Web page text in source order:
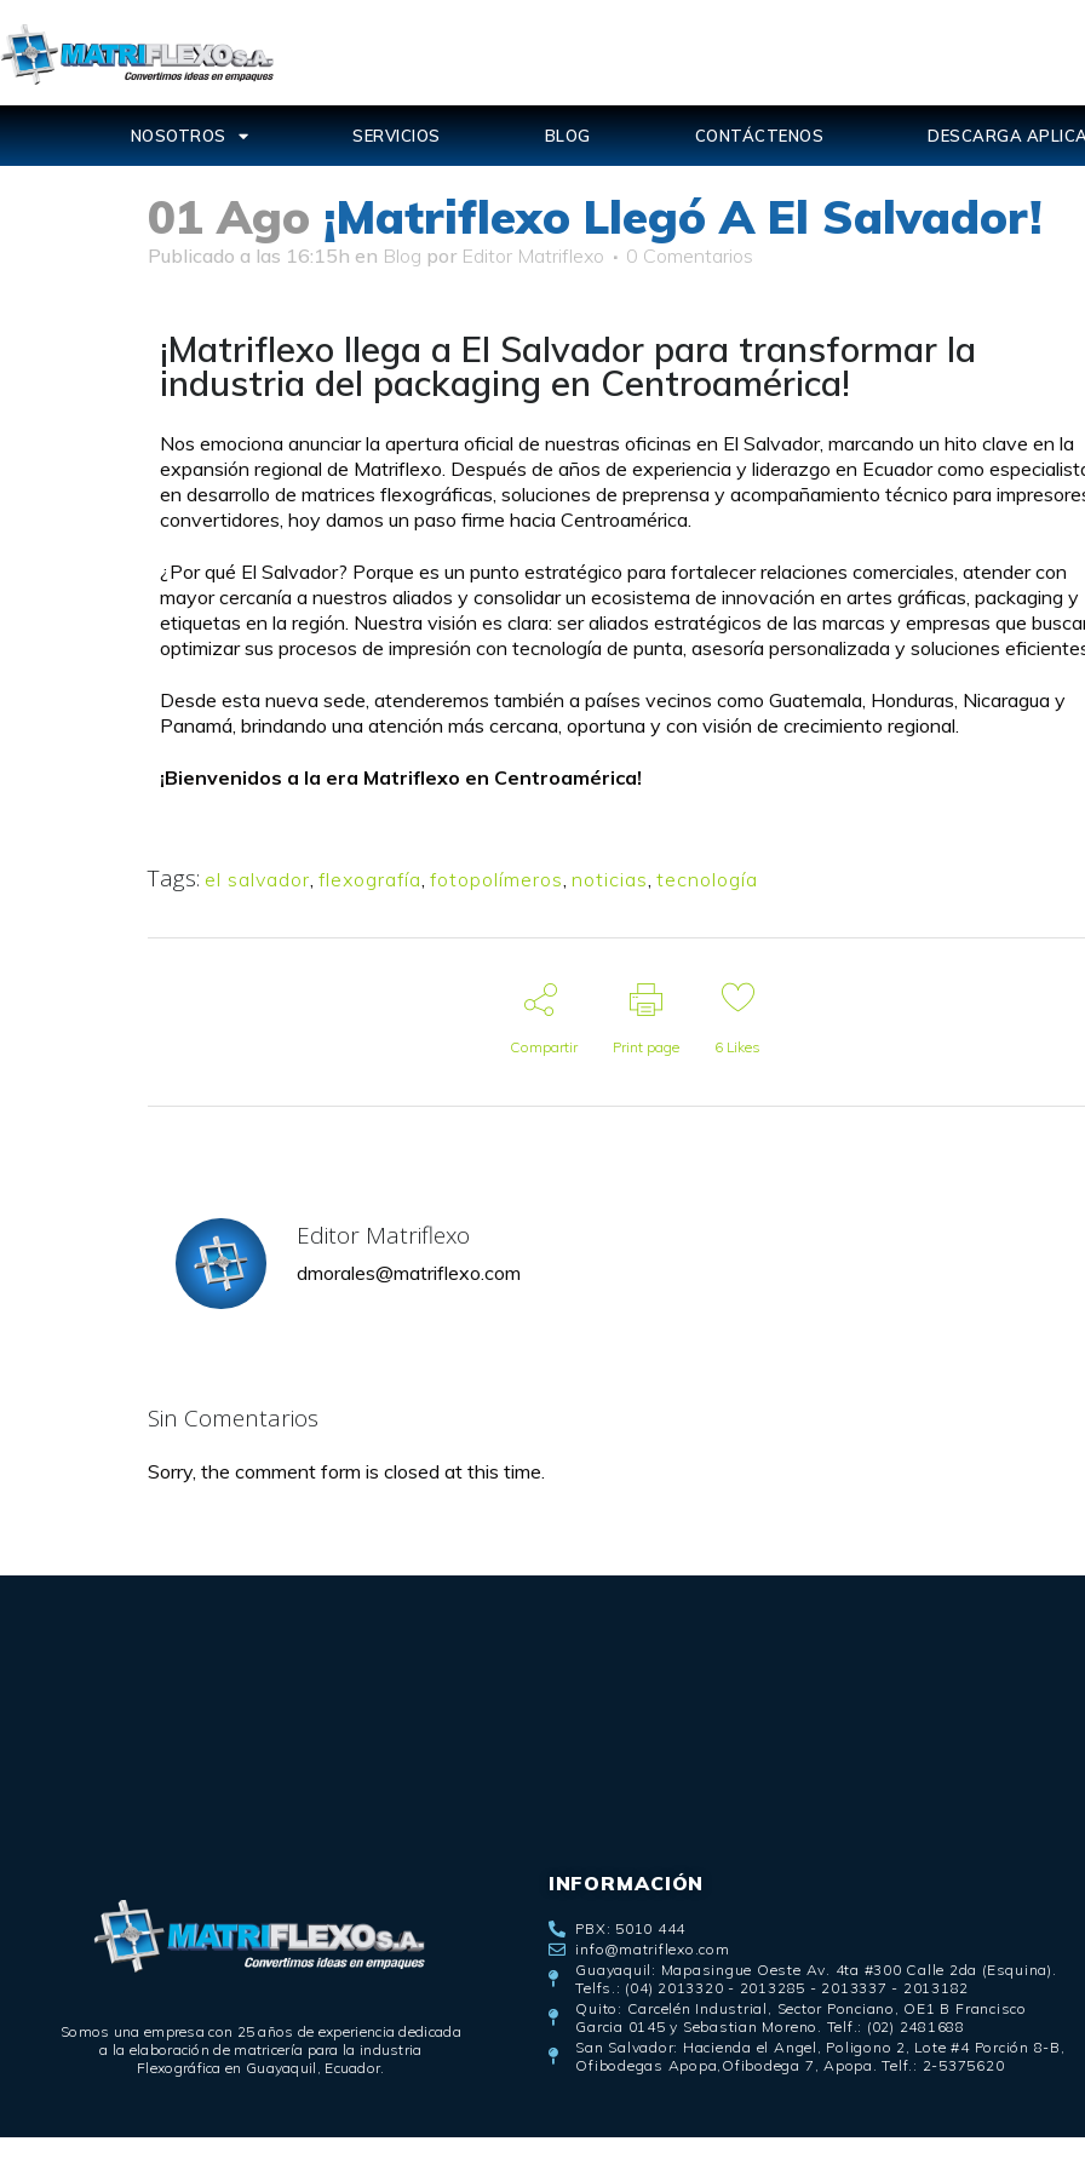
NOSOTROS SERVICIOS BLOG CONTÁCTENOS DESCARGA
01 Ago ¡Matriflexo Llegó A El Salvador!
Publicado a las 16:15h en Blog por Editor Matriflexo 0 Comentarios
¡Matriflexo llega a El Salvador para transformar la
industria del packaging en Centroamérica!
Nos emociona anunciar la apertura oficial de nuestras oficinas en El Salvador, marcando un hito clave en la
expansión regional de Matriflexo. Después de años de experiencia y liderazgo en Ecuador como
en desarrollo de matrices flexográficas, soluciones de preprensa y acompañamiento técnico para
convertidores, hoy damos un paso firme hacia Centroamérica.
¿Por qué El Salvador? Porque es un punto estratégico para fortalecer relaciones comerciales, atender con
mayor cercanía a nuestros aliados y consolidar un ecosistema de innovación en artes gráficas, packaging y
etiquetas en la región. Nuestra visión es clara: ser aliados estratégicos de las marcas y empresas que
optimizar sus procesos de impresión con tecnología de punta, asesoría personalizada y soluciones
Desde esta nueva sede, atenderemos también a países vecinos como Guatemala, Honduras, Nicaragua y
Panamá, brindando una atención más cercana, oportuna y con visión de crecimiento regional.
¡Bienvenidos a la era Matriflexo en Centroamérica!
Tags: el salvador, flexografía, fotopolímeros, noticias, tecnología
Compartir Print page 6 Likes
Editor Matriflexo
dmorales@matriflexo.com
Sin Comentarios
Sorry, the comment form is closed at this time.
Somos una empresa con 25 años de experiencia dedicada
a la elaboración de matricería para la industria
Flexográfica en Guayaquil, Ecuador.
INFORMACIÓN
PBX: 5010 444
info@matriflexo.com
Guayaquil: Mapasingue Oeste Av. 4ta #300 Calle 2da (Esquina).
Telfs.: (04) 2013320 - 2013285 - 2013337 - 2013182
Quito: Carcelén Industrial, Sector Ponciano, OE1 B Francisco
Garcia 0145 y Sebastian Moreno. Telf.: (02) 2481688
San Salvador: Hacienda el Angel, Poligono 2, Lote #4 Porción 8-B,
Ofibodegas Apopa,Ofibodega 7, Apopa. Telf.: 2-5375620